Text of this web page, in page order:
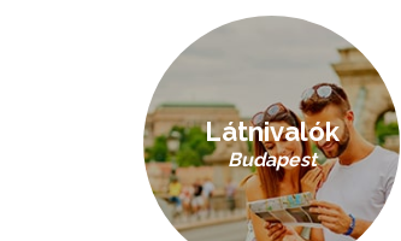
Látnivalók
Budapest